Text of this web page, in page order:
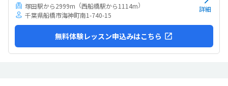
塚田駅から2999m （西船橋駅から1114m）
千葉県船橋市海神町南1-740-15
詳細
無料体験レッスン申込みはこちら